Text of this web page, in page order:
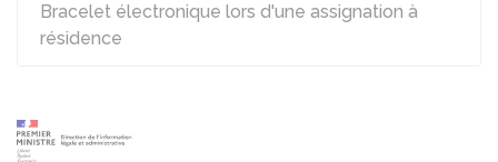
Bracelet électronique lors d'une assignation à
résidence